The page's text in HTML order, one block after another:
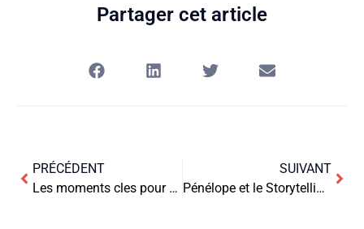
Partager cet article
PRÉCÉDENT
Les moments cles pour souscrire une assurance pour animaux de compagnie
SUIVANT
Pénélope et le Storytelling : Tisser un Récit qui Captive